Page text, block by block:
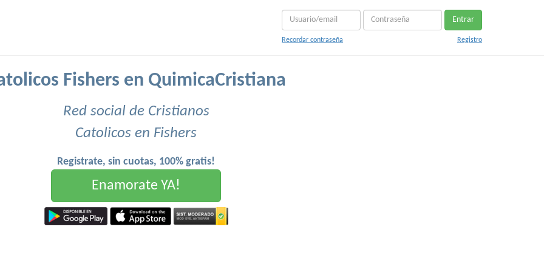
Entrar
Recordar contraseña Registro
Fishers en QuimicaCristiana
Red social de Cristianos
Catolicos en Fishers
Registrate, sin cuotas, 100% gratis!
Enamorate YA!